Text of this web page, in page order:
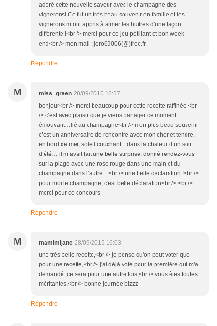
adoré cette nouvelle saveur avec le champagne des
vignerons! Ce fut un très beau souvenir en famille et les
vignerons m’ont appris à aimer les huitres d’une façon
différente !<br /> merci pour ce jeu pétillant et bon week
end<br /> mon mail : jero69006(@)free.fr
Répondre
M miss_green 28/09/2015 18:37
bonjour<br /> merci beaucoup pour cette recette raffinée <br
/> c’est avec plaisir que je viens partager ce moment
émouvant…lié au champagne<br /> mon plus beau souvenir
c’est un anniversaire de rencontre avec mon cher et tendre,
en bord de mer, soleil couchant…dans la chaleur d’un soir
d’été… il m’avait fait une belle surprise, donné rendez-vous
sur la plage avec une rose rouge dans une main et du
champagne dans l’autre…<br /> une belle déclaration !<br />
pour moi le champagne, c'est belle déclaration<br /> <br />
merci pour ce concours
Répondre
M mamimijane 28/09/2015 16:03
une très belle recette,<br /> je pense qu'on peut voter que
pour une recette,<br /> j'ai déjà voté pour la première qui m'a
demandé ,ce sera pour une autre fois,<br /> vous êtes toutes
méritantes,<br /> bonne journée bizzz
Répondre